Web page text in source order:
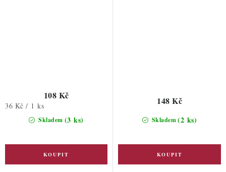
Skladem (3 ks)
108 Kč
Měrná
36 Kč / 1 ks
Skladem(2 ks)
148 Kč